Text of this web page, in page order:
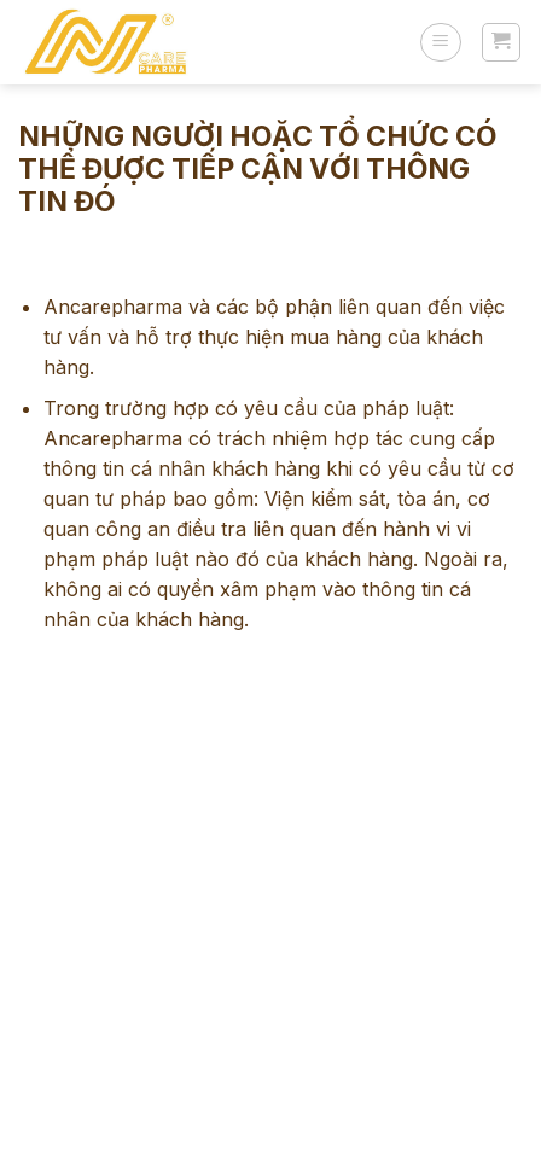
content
NHỮNG NGƯỜI HOẶC TỔ CHỨC CÓ
THỂ ĐƯỢC TIẾP CẬN VỚI THÔNG
TIN ĐÓ
Ancarepharma và các bộ phận liên quan đến việc
tư vấn và hỗ trợ thực hiện mua hàng của khách
hàng.
Trong trường hợp có yêu cầu của pháp luật:
Ancarepharma có trách nhiệm hợp tác cung cấp
thông tin cá nhân khách hàng khi có yêu cầu từ cơ
quan tư pháp bao gồm: Viện kiểm sát, tòa án, cơ
quan công an điều tra liên quan đến hành vi vi
phạm pháp luật nào đó của khách hàng. Ngoài ra,
không ai có quyền xâm phạm vào thông tin cá
nhân của khách hàng.